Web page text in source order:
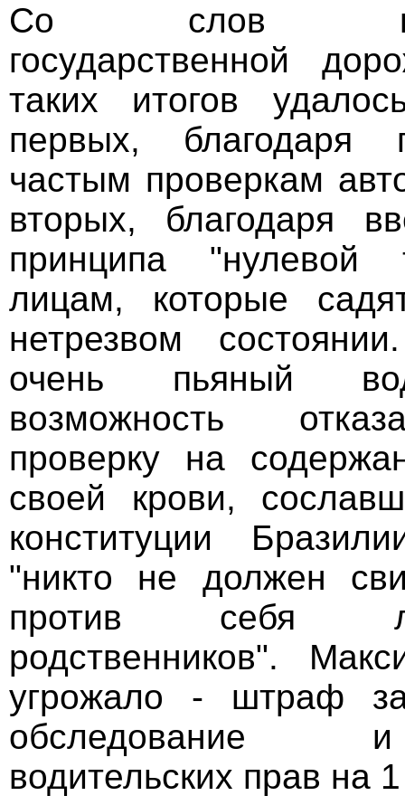
Со слов
государственной
таких итогов
первых, благодаря
частым проверкам
вторых, благодаря
принципа "нулевой
лицам, которые
нетрезвом
очень пьяный
возможность
проверку на
своей крови,
конституции
"никто не должен
против себя
родственников".
угрожало - штраф
обследование
водительских прав на